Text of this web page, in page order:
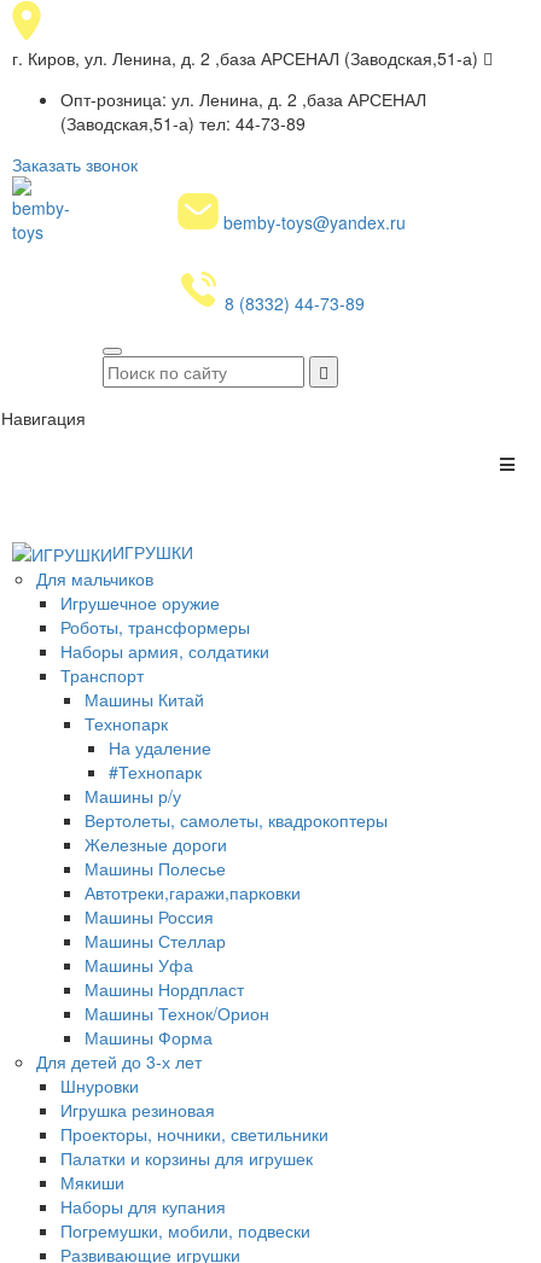
г. Киров, ул. Ленина, д. 2 ,база АРСЕНАЛ (Заводская,51-а)
Опт-розница: ул. Ленина, д. 2 ,база АРСЕНАЛ
(Заводская,51-а) тел: 44-73-89
Заказать звонок
bemby-toys@yandex.ru
8 (8332) 44-73-89
Навигация
ИГРУШКИ
Для мальчиков
Игрушечное оружие
Роботы, трансформеры
Наборы армия, солдатики
Транспорт
Машины Китай
Технопарк
На удаление
#Технопарк
Машины р/у
Вертолеты, самолеты, квадрокоптеры
Железные дороги
Машины Полесье
Автотреки,гаражи,парковки
Машины Россия
Машины Стеллар
Машины Уфа
Машины Нордпласт
Машины Технок/Орион
Машины Форма
Для детей до 3-х лет
Шнуровки
Игрушка резиновая
Проекторы, ночники, светильники
Палатки и корзины для игрушек
Мякиши
Наборы для купания
Погремушки, мобили, подвески
Развивающие игрушки